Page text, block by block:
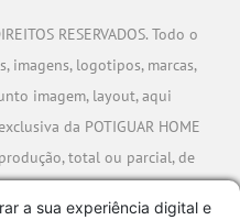
RESERVADOS. Todo o
imagens, logotipos, marcas,
imagem, layout, aqui
da POTIGUAR HOME
total ou parcial, de
a sua experiência digital e